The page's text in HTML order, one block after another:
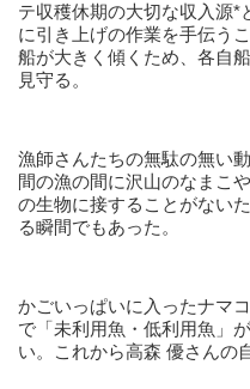
テ収穫休期の大切な収入源*
に引き上げの作業を手伝う
船が大きく傾くため、各自
見守る。
漁師さんたちの無駄の無い
間の漁の間に沢山のなまこ
の生物に接することがない
る瞬間でもあった。
かごいっぱいに入ったナマ
で「未利用魚・低利用魚」
い。これから高森 優さんの